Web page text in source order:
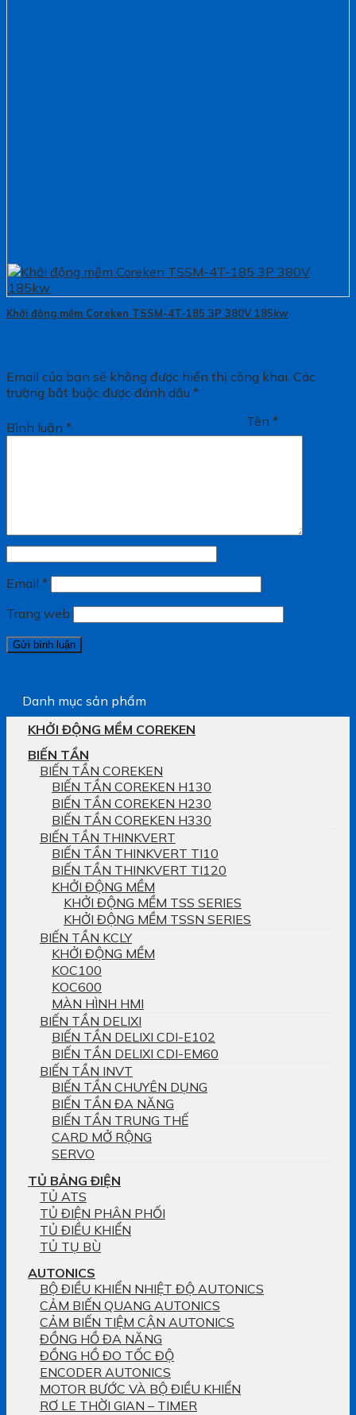
Khởi động mềm Coreken TSSM-4T-185 3P 380V 185kw
Email của bạn sẽ không được hiển thị công khai. Các
trường bắt buộc được đánh dấu *
Bình luận * Tên*
Email *
Trang web
Danh mục sản phẩm
KHỞI ĐỘNG MỀM COREKEN
BIẾN TẦN
BIẾN TẦN COREKEN
BIẾN TẦN COREKEN H130
BIẾN TẦN COREKEN H230
BIẾN TẦN COREKEN H330
BIẾN TẦN THINKVERT
BIẾN TẦN THINKVERT TI10
BIẾN TẦN THINKVERT TI120
KHỞI ĐỘNG MỀM
KHỞI ĐỘNG MỀM TSS SERIES
KHỞI ĐỘNG MỀM TSSN SERIES
BIẾN TẦN KCLY
KHỞI ĐỘNG MỀM
KOC100
KOC600
MÀN HÌNH HMI
BIẾN TẦN DELIXI
BIẾN TẦN DELIXI CDI-E102
BIẾN TẦN DELIXI CDI-EM60
BIẾN TẦN INVT
BIẾN TẦN CHUYÊN DỤNG
BIẾN TẦN ĐA NĂNG
BIẾN TẦN TRUNG THẾ
CARD MỞ RỘNG
SERVO
TỦ BẢNG ĐIỆN
TỦ ATS
TỦ ĐIỆN PHÂN PHỐI
TỦ ĐIỀU KHIỂN
TỦ TỤ BÙ
AUTONICS
BỘ ĐIỀU KHIỂN NHIỆT ĐỘ AUTONICS
CẢM BIẾN QUANG AUTONICS
CẢM BIẾN TIỆM CẬN AUTONICS
ĐỒNG HỒ ĐA NĂNG
ĐỒNG HỒ ĐO TỐC ĐỘ
ENCODER AUTONICS
MOTOR BƯỚC VÀ BỘ ĐIỀU KHIỂN
RƠ LE THỜI GIAN – TIMER